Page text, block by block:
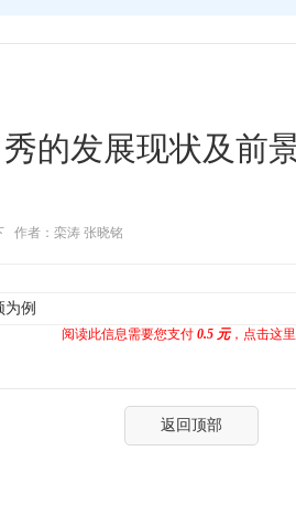
的发展现状及前
作者：栾涛 张晓铭
例
阅读此信息需要您支付 0.5 元，点击这
返回顶部